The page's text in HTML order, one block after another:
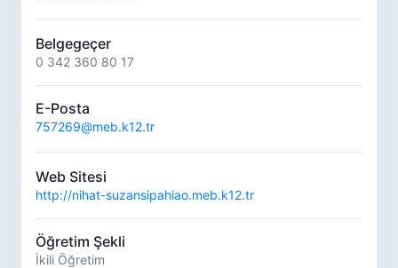
Belgegeçer
0 342 360 80 17
E-Posta
757269@meb.k12.tr
Web Sitesi
http://nihat-suzansipahiao.meb.k12.tr
Öğretim Şekli
İkili Öğretim